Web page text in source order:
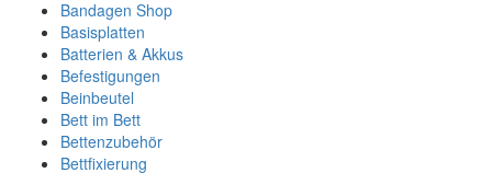
Bandagen Shop
Basisplatten
Batterien & Akkus
Befestigungen
Beinbeutel
Bett im Bett
Bettenzubehör
Bettfixierung